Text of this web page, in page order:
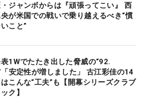
のがウェッジだ。ともにタイトリ
SM9ウェッジ』と『ボーケイデザ
ウェッジ』の2本を練習ラウンド
ッジした。
は、芝の抜け感やクラブの滑り方
ます。去年も2～3本の選択肢があ
ジャンボからは『頑張ってこい』 西
が米国での戦いで乗り越えるべき“慣
こと”
1Wでたたき出した脅威の“92.
「安定性が増しました」 古江彩佳の14
こんな“工夫”も【開幕シリーズクラブ
ク】